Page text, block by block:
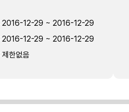
2016-12-29 ~ 2016-12-29
2016-12-29 ~ 2016-12-29
제한없음